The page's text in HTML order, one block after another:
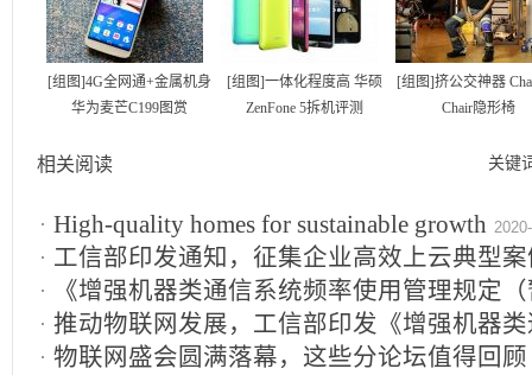
[组图]4G全网通+金属机身
华为麦芒C199图赏
[组图]一体化程度高 华硕
ZenFone 5拆机评测
[组图]挤公交神器
Chair隐形椅
相关阅读 关键
High-quality homes for sustainable growth
工信部印发通知，征集企业高效上云典型案
《增强机器类通信系统频率使用管理规定
12-06
推动物联网发展，工信部印发《增强机器
管理规定》 2019-12-06
物联网盛会圆满落幕，这些分论坛值得回顾